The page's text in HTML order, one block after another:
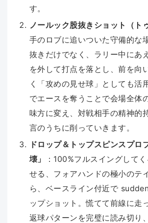
す。
ノールック股抜きショット（ト
手のロブに追いついた守備的な
抜きだけでなく、ラリー中にあ
を外して打点を落とし、前を向
く「攻めの見せ球」としても活
でエースを奪うことで会場全体
味方に変え、対戦相手の精神的
言のうちに削っていきます。
ドロップ＆トップスピンスプロ
壊」
：100%フルスイングして
せる、フォアハンドの極小のテ
ら、ベースライン付近で
ップショット。慌てて前線に走
返球パターンを完璧に読み切り